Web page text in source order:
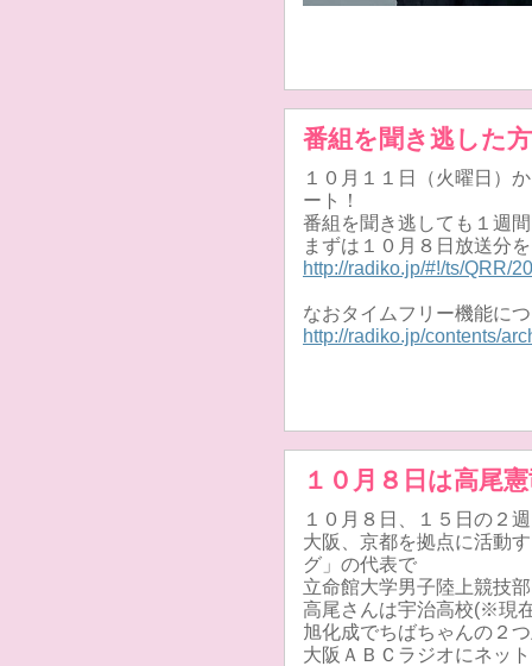
番組を聞き逃した
１０月１１日（火曜日）
ート！
番組を聞き逃しても１週
まずは１０月８日放送分
http://radiko.jp/#!/ts/QRR/
なおタイムフリー機能に
http://radiko.jp/contents/
１０月８日は高尾
１０月８日、１５日の２
大阪、京都を拠点に活動
グ」の代表で
立命館大学男子陸上競技
高尾さんは宇治高校(※現
旭化成でちばちゃんの２
大阪ＡＢＣラジオにネッ